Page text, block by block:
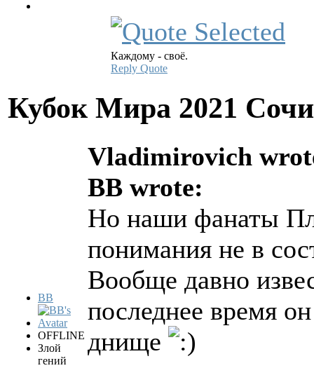
Каждому - своё.
Reply Quote
Кубок Мира 2021
BB
OFFLINE
Злой
гений
Vladimirovich
BB wrote:
Но наши фанаты
понимания не в
Вообще давно
последнее время
днище